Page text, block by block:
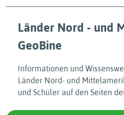
Länder Nord - und
GeoBine
Informationen und
Länder Nord- und
und Schüler auf den Seiten